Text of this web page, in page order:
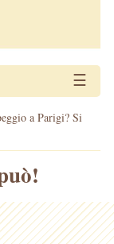
☰
a Parigi? Si